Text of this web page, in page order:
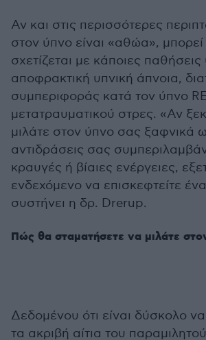
Αν και στις περισσότερες
στον ύπνο είναι «αθώα»,
σχετίζεται με κάποιες
αποφρακτική υπνική άπνοια,
συμπεριφοράς κατά τον ύπνο
μετατραυματικού στρες. «Αν
μιλάτε στον ύπνο σας ξαφνικά
αντιδράσεις σας
κραυγές ή βίαιες ενέργειες,
ενδεχόμενο να επισκεφτείτε
συστήνει η δρ. Drerup.
Πώς θα σταματήσετε να μιλάτε
Δεδομένου ότι είναι δύσκολο
τα ακριβή αίτια του